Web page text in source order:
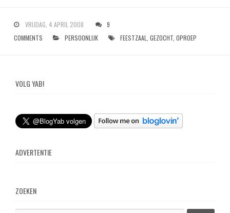
VRIJDAG, 4 APRIL 2008
9
COMMENTS
PERSOONLIJK FEESTZAAL GEZOCHT, OPROEP
VOLG YAB!
ADVERTENTIE
ZOEKEN